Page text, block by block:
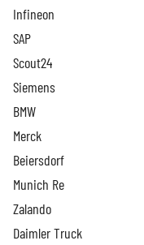
Infineon
SAP
Scout24
Siemens
BMW
Merck
Beiersdorf
Munich Re
Zalando
Daimler Truck